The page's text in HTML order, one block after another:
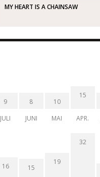
MY HEART IS A CHAINSAW
9
JULI
8
JUNI
10
MAI
15
APR.
16 15
19
32